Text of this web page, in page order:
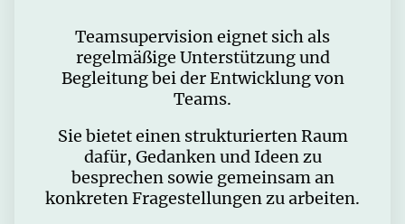
Teamsupervision eignet sich als
regelmäßige Unterstützung und
Begleitung bei der Entwicklung von
Teams.
Sie bietet einen strukturierten Raum
dafür, Gedanken und Ideen zu
besprechen sowie gemeinsam an
konkreten Fragestellungen zu arbeiten.